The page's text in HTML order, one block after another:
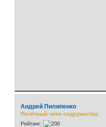
Андрей Пилипенко
Почётный член содружества
Рейтинг: